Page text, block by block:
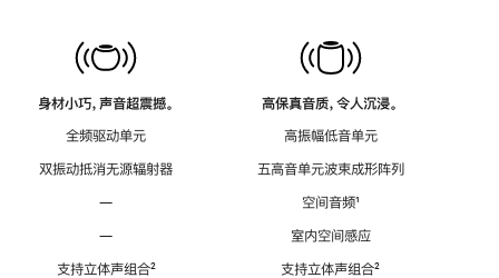
身材小巧，声音超震撼。
全频驱动单元
双振动抵消无源辐射器
—
—
支持立体声组合脚
²
高保真音质，令人沉浸。
高振幅低音单元
五高音单元波束成形阵列
空间音频脚
¹
室内空间感应
支持立体声组合脚
²